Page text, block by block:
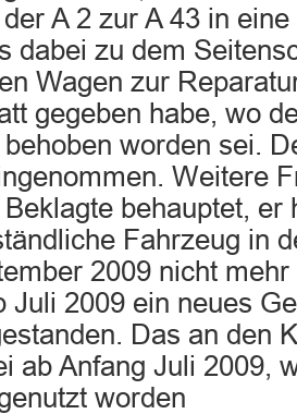
A 2 zur A 43 in
dabei zu dem
Wagen zur
gegeben habe, wo
worden sei.
Weitere
behauptet, er
Fahrzeug in
2009 nicht
Juli 2009 ein neues
Das an den
ab Anfang Juli 2009,
worden